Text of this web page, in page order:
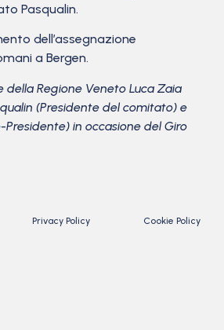
Pasqualin.
dell’assegnazione
a Bergen.
della Regione Veneto Luca Zaia
(Presidente del comitato) e
in occasione del Giro
Privacy Policy Cookie Policy